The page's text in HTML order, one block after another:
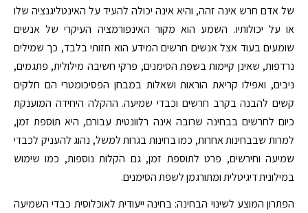
של אדם חרש אינה זהה, והיא אינה יכולה להעיד על האינטליגנציה שלו
או על יכולותיו. השמע הוא מקור האינפורמציה העיקרי של אנשים
שומעים בעוד אצל אנשים חרשים המידע הוא חזותי בלבד, כך שמילים
נרדפות, שאינן קיימות בשפת הסימנים, פרקי חשיבה מילולית, פתגמים,
ניבים, ואפילו קריאת הוראות ושאלות במבחן הפסיכומטרי הם חלקים
קשים להבנה בקרב חרשים וכבדי שמיעה. ההקלה היחידה המוענקת
כיום לחרשים בבחינה שרובה אינה רלוונטית עבורם, היא תוספת זמן,
למרות שבבחינות אחרות, כמו בחינות בגרות למשל, נהוג להעניק לכבדי
שמיעה וחירשים, פרט לתוספת זמן, גם הקלות נוספות, כמו שימוש
במילונית דיגיטלית ומתורגמן לשפת הסימנים.
הפתרון המוצע לשינוי הבחינה: בחינה ייעודית לאוכלוסית כבדי השמיעה